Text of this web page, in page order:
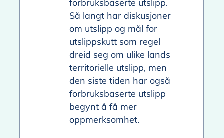
forbruksbaserte utslipp.
Så langt har diskusjoner
om utslipp og mål for
utslippskutt som regel
dreid seg om ulike lands
territorielle utslipp, men
den siste tiden har også
forbruksbaserte utslipp
begynt å få mer
oppmerksomhet.